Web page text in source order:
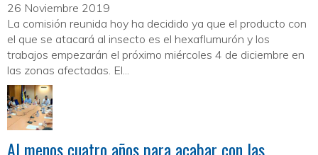
26 Noviembre 2019
La comisión reunida hoy ha decidido ya que el producto con
el que se atacará al insecto es el hexaflumurón y los
trabajos empezarán el próximo miércoles 4 de diciembre en
las zonas afectadas. El...
Al menos cuatro años para acabar con las